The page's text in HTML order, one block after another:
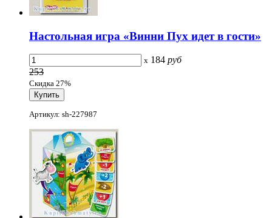
Настольная игра «Винни Пух идет в гости»
x 184 руб
253
Скидка 27%
Артикул: sh-227987